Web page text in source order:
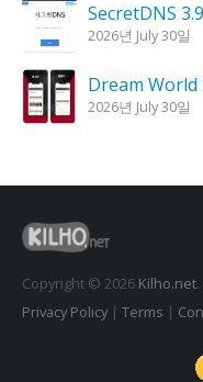
SecretDNS
2026년 July 30일
2026년 July 30일
Goblin Candle
2026년 July 23일
Copyright © 2026 Kilho.net
Privacy Policy| Terms |